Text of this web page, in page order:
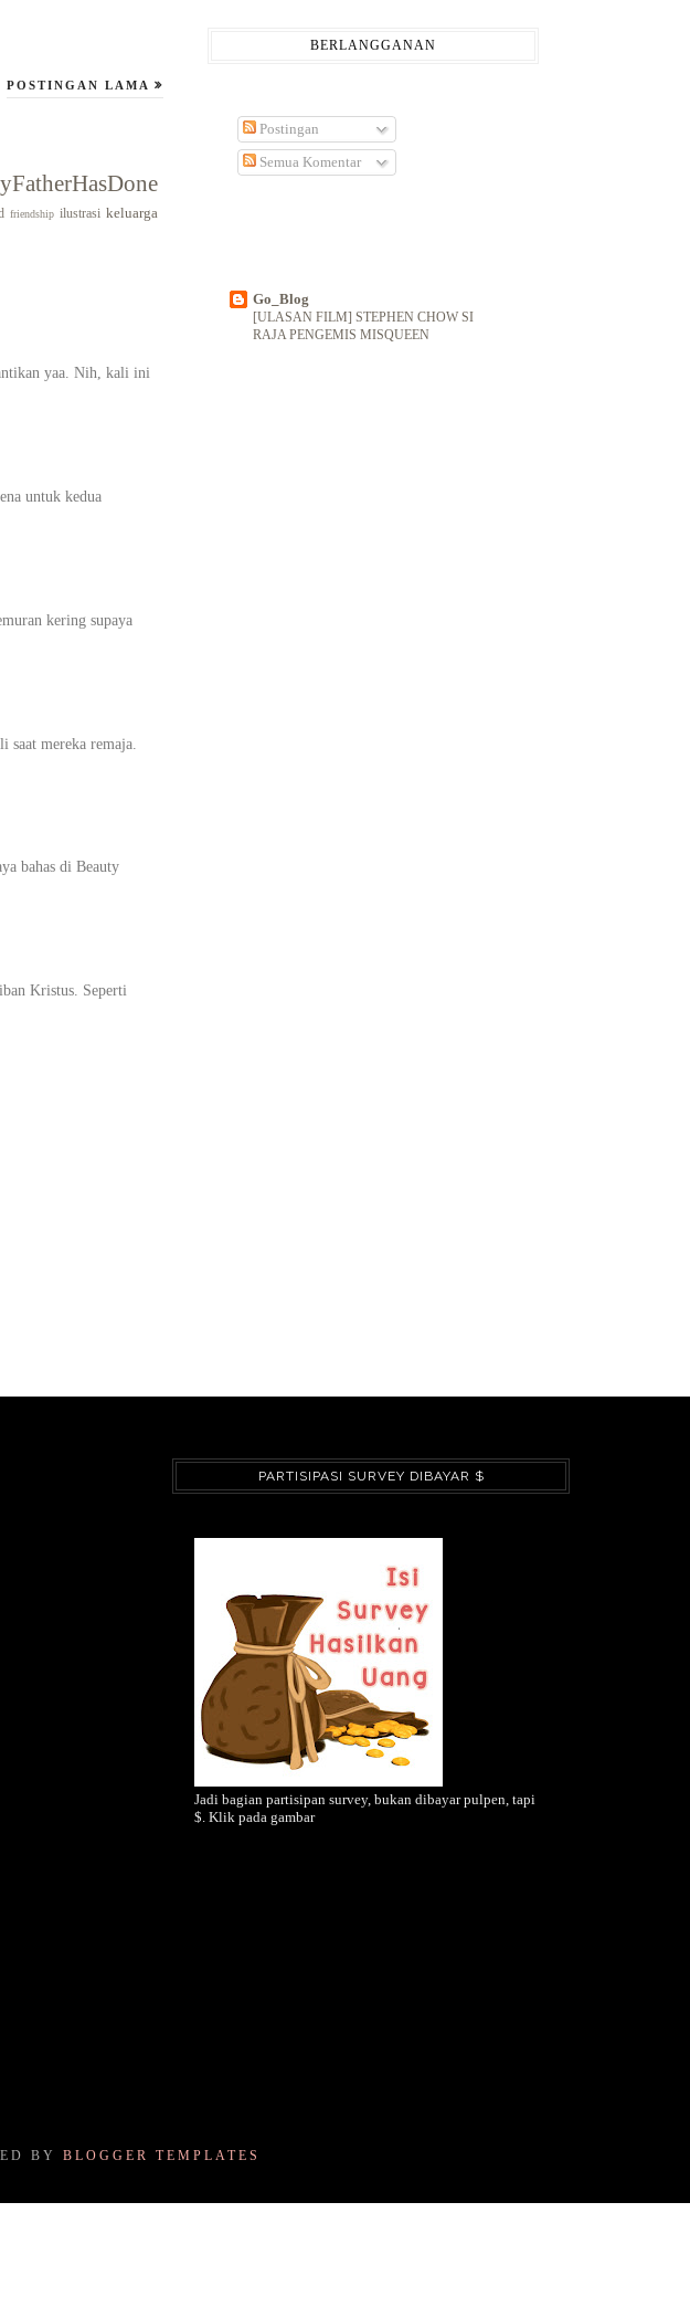
POSTINGAN LAMA
friendship ilustrasi keluarga
yaa. Nih, kali ini
untuk kedua
kering supaya
mereka remaja.
bahas di Beauty
Kristus. Seperti
BERLANGGANAN
Postingan
Semua Komentar
Go_Blog
[ULASAN FILM] STEPHEN CHOW SI
RAJA PENGEMIS MISQUEEN
PARTISIPASI SURVEY DIBAYAR $
Jadi bagian partisipan survey, bukan dibayar pulpen, tapi
$. Klik pada gambar
BY BLOGGER TEMPLATES